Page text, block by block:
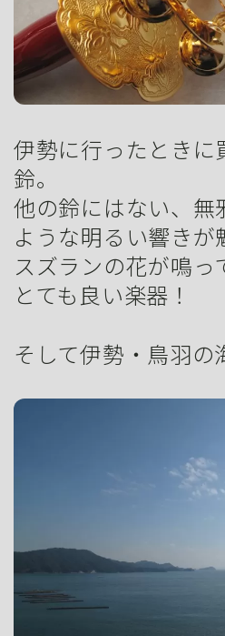
伊勢に行ったときに
鈴。
他の鈴にはない、無
ような明るい響きが
スズランの花が鳴っ
とても良い楽器！
そして伊勢・鳥羽の